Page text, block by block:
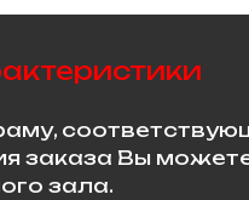
заказа Вы
зала.